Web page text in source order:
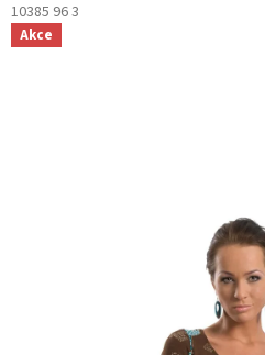
10385 96 3
Akce